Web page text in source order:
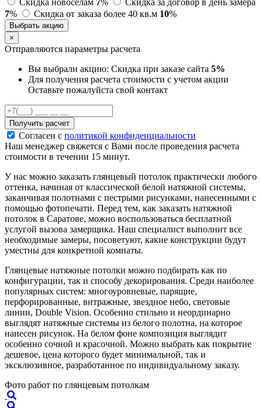
Скидка новоселам 7%
Скидка за договор в день замера
7% Скидка от заказа более 40 кв.м 10%
Выбрать акцию
×
Отправляются параметры расчета
Вы выбрали акцию: Скидка при заказе сайта 5%
Для получения расчета стоимости с учетом акции
Оставьте пожалуйста свой контакт
Получить расчет
Согласен с политикой конфиденциальности
Наш менеджер свяжется с Вами после проведения расчета
стоимости в течении 15 минут.
У нас можно заказать глянцевый потолок практически любого
оттенка, начиная от классической белой натяжной системы,
заканчивая полотнами с пестрыми рисунками, нанесенными с
помощью фотопечати. Перед тем, как заказать натяжной
потолок в Саратове, можно воспользоваться бесплатной
услугой вызова замерщика. Наш специалист выполнит все
необходимые замеры, посоветуют, какие конструкции будут
уместны для конкретной комнаты.
Глянцевые натяжные потолки можно подбирать как по
конфигурации, так и способу декорирования. Среди наиболее
популярных систем: многоуровневые, парящие,
перфорированные, витражные, звездное небо, световые
линии, Double Vision. Особенно стильно и неординарно
выглядят натяжные системы из белого полотна, на которое
нанесен рисунок. На белом фоне композиция выглядит
особенно сочной и красочной. Можно выбрать как покрытие
дешевое, цена которого будет минимальной, так и
эксклюзивное, разработанное по индивидуальному заказу.
Фото работ по глянцевым потолкам